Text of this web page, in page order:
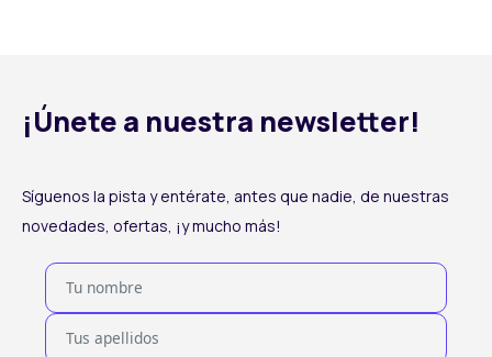
¡Únete a nuestra newsletter!
Síguenos la pista y entérate, antes que nadie, de nuestras
novedades, ofertas, ¡y mucho más!